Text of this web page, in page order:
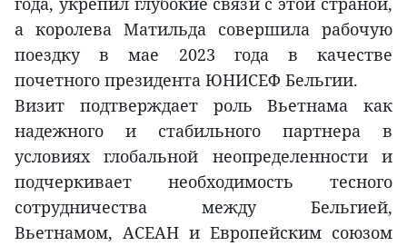
а королева Матильда совершила рабочую
поездку в мае 2023 года в качестве
почетного президента ЮНИСЕФ Бельгии.
Визит подтверждает роль Вьетнама как
надежного и стабильного партнера в
условиях глобальной неопределенности и
подчеркивает необходимость тесного
сотрудничества между Бельгией,
Вьетнамом, АСЕАН и Европейским союзом